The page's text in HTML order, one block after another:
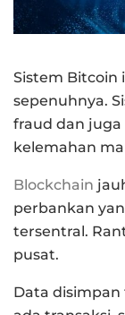
Sistem Bitcoin
sepenuhnya.
fraud dan juga
kelemahan
Blockchain
perbankan
tersentral.
pusat.
Data